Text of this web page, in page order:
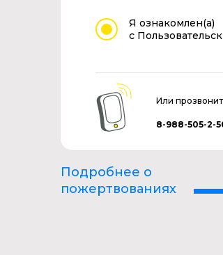
Я ознакомлен(а)
с
Или
8-988-505-2-
Подробнее о
пожертвованиях